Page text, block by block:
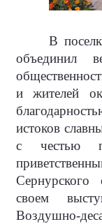
В
объединил
и жителей
истоков
с честью
своем
Воздушно-